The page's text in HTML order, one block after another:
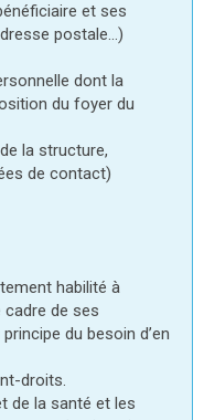
et ses
postale…)
dont la
du foyer du
la structure,
de contact)
habilité à
de ses
du besoin d’en
droits.
de la santé et les